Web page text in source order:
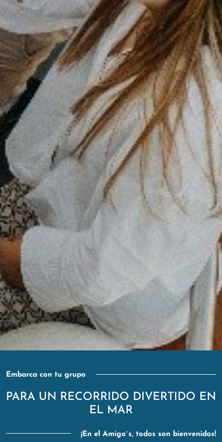
Embarca con tu grupo
PARA UN RECORRIDO DIVERTIDO EN
EL MAR
¡En el Amigo´s, todos son bienvenidos!